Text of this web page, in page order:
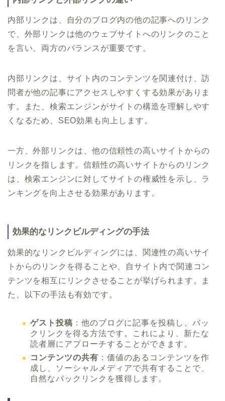
内部リンクは、自分のブログ内の他の記事へのリンク
で、外部リンクは他のウェブサイトへのリンクのこと
を言い、両方のバランスが重要です。
内部リンクは、サイト内のコンテンツを関連付け、訪
問者が他の記事にアクセスしやすくする効果がありま
す。また、検索エンジンがサイトの構造を理解しやす
くなるため、SEO効果も向上します。
一方、外部リンクは、他の信頼性の高いサイトからの
リンクを指します。信頼性の高いサイトからのリンク
は、検索エンジンに対してサイトの権威性を示し、ラ
ンキングを向上させる効果があります。
効果的なリンクビルディングの手法
効果的なリンクビルディングには、関連性の高いサイ
トからのリンクを得ることや、自サイト内で関連コン
テンツを相互にリンクさせることが挙げられます。ま
た、以下の手法も有効です。
ゲスト投稿 ：他のブログに記事を投稿し、バッ
クリンクを得る方法です。これにより、新たな
読者層にアプローチすることができます。
コンテンツの共有 ：価値のあるコンテンツを作
成し、ソーシャルメディアで共有することで、
自然なバックリンクを獲得します。